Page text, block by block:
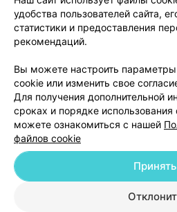
Написать
Обработка
© 2026 ООО «Артокс Лаб», УНП 191700409
удобства пользователей сайта,
статистики и предоставления
рекомендаций.
Вы можете настроить параметры
cookie или изменить свое
Для получения дополнительной
сроках и порядке
можете ознакомиться с нашей
файлов cookie
Принять